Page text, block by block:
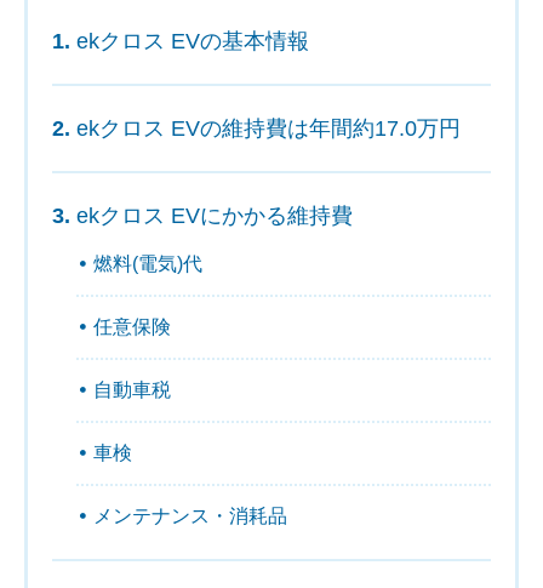
ekクロス EVの基本情報
ekクロス EVの維持費は年間約17.0万円
ekクロス EVにかかる維持費
燃料(電気)代
任意保険
自動車税
車検
メンテナンス・消耗品